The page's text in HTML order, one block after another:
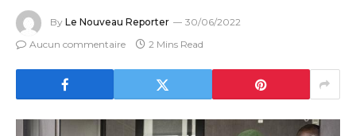
By Le Nouveau Reporter
30/06/2022
Aucun commentaire
2 Mins Read